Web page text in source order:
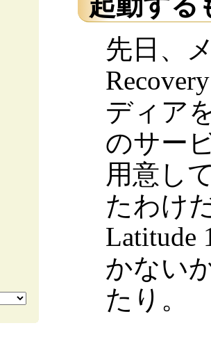
先日、
ディア
のサー
用意し
たわけ
Latitude
かない
たり。